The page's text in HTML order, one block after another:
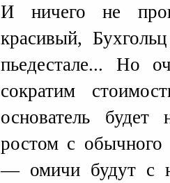
И ничего не
красивый,
пьедестале... Но
сократим
основатель будет
ростом с
— омичи будут с